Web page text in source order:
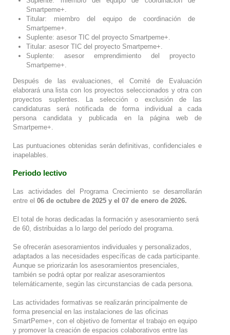
Smartpeme+.
Titular: miembro del equipo de coordinación de
Smartpeme+.
Suplente: asesor TIC del proyecto Smartpeme+.
Titular: asesor TIC del proyecto Smartpeme+.
Suplente: asesor emprendimiento del proyecto
Smartpeme+.
Después de las evaluaciones, el Comité de Evaluación
elaborará una lista con los proyectos seleccionados y otra con
proyectos suplentes. La selección o exclusión de las
candidaturas será notificada de forma individual a cada
persona candidata y publicada en la página web de
Smartpeme+.
Las puntuaciones obtenidas serán definitivas, confidenciales e
inapelables.
Periodo lectivo
Las actividades del Programa Crecimiento se desarrollarán
entre el 06 de octubre de 2025 y el 07 de enero de 2026.
El total de horas dedicadas la formación y asesoramiento será
de 60, distribuidas a lo largo del período del programa.
Se ofrecerán asesoramientos individuales y personalizados,
adaptados a las necesidades específicas de cada participante.
Aunque se priorizarán los asesoramientos presenciales,
también se podrá optar por realizar asesoramientos
telemáticamente, según las circunstancias de cada persona.
Las actividades formativas se realizarán principalmente de
forma presencial en las instalaciones de las oficinas
SmartPeme+, con el objetivo de fomentar el trabajo en equipo
y promover la creación de espacios colaborativos entre las